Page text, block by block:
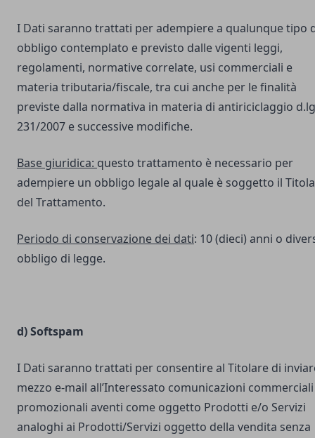
I Dati saranno trattati per adempiere a qualunque tipo
obbligo contemplato e previsto dalle vigenti leggi,
regolamenti, normative correlate, usi commerciali e
materia tributaria/fiscale, tra cui anche per le finalità
previste dalla normativa in materia di antiriciclaggio
231/2007 e successive modifiche.
Base giuridica: questo trattamento è necessario per
adempiere un obbligo legale al quale è soggetto il
del Trattamento.
Periodo di conservazione dei dati: 10 (dieci) anni o
obbligo di legge.
d) Softspam
I Dati saranno trattati per consentire al Titolare di
mezzo e-mail all’Interessato comunicazioni
promozionali aventi come oggetto Prodotti e/o Servizi
analoghi ai Prodotti/Servizi oggetto della vendita senza